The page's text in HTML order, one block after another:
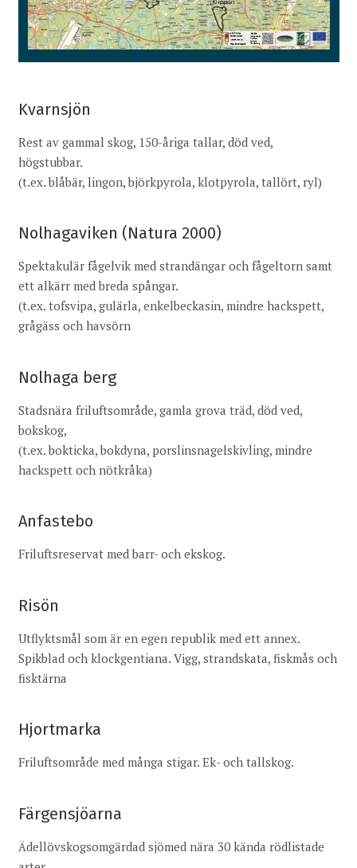
Kvarnsjön
Rest av gammal skog, 150-åriga tallar, död ved,
högstubbar.
(t.ex. blåbär, lingon, björkpyrola, klotpyrola, tallört, ryl)
Nolhagaviken (Natura 2000)
Spektakulär fågelvik med strandängar och fågeltorn samt
ett alkärr med breda spångar.
(t.ex. tofsvipa, gulärla, enkelbeckasin, mindre hackspett,
grågäss och havsörn
Nolhaga berg
Stadsnära friluftsområde, gamla grova träd, död ved,
bokskog,
(t.ex. bokticka, bokdyna, porslinsnagelskivling, mindre
hackspett och nötkråka)
Anfastebo
Friluftsreservat med barr- och ekskog.
Risön
Utflyktsmål som är en egen republik med ett annex.
Spikblad och klockgentiana. Vigg, strandskata, fiskmås och
fisktärna
Hjortmarka
Friluftsområde med många stigar. Ek- och tallskog.
Färgensjöarna
Ädellövskogsomgärdad sjömed nära 30 kända rödlistade